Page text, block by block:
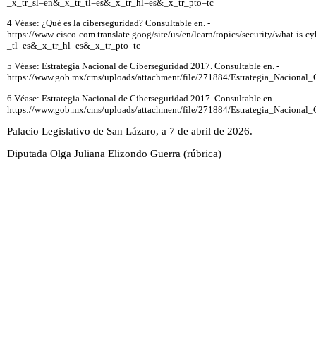
_x_tr_sl=en&_x_tr_tl=es&_x_tr_hl=es&_x_tr_pto=tc
4 Véase: ¿Qué es la ciberseguridad? Consultable en. -
https://www-cisco-com.translate.goog/site/us/en/learn/topics/security/what-is-
_tl=es&_x_tr_hl=es&_x_tr_pto=tc
5 Véase: Estrategia Nacional de Ciberseguridad 2017. Consultable en. -
https://www.gob.mx/cms/uploads/attachment/file/271884/
6 Véase: Estrategia Nacional de Ciberseguridad 2017. Consultable en. -
https://www.gob.mx/cms/uploads/attachment/file/271884/
Palacio Legislativo de San Lázaro, a 7 de abril de 2026.
Diputada Olga Juliana Elizondo Guerra (rúbrica)